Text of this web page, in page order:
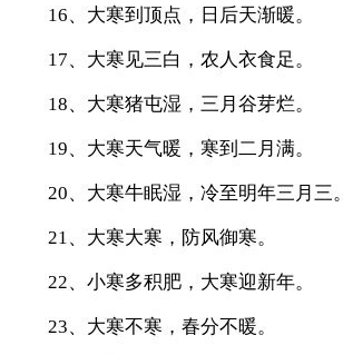
16、大寒到顶点，日后天渐暖。
17、大寒见三白，农人衣食足。
18、大寒猪屯湿，三月谷芽烂。
19、大寒天气暖，寒到二月满。
20、大寒牛眠湿，冷至明年三月三。
21、大寒大寒，防风御寒。
22、小寒多积肥，大寒迎新年。
23、大寒不寒，春分不暖。